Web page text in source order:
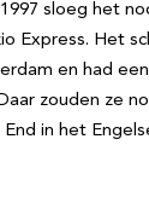
sloeg het
Express. Het
en had
zouden ze
End in het